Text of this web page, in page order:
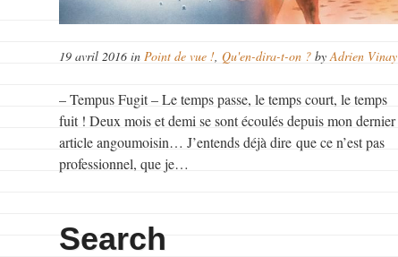
19 avril 2016 in Point de vue ! ,Qu'en-dira-t-on ? byAdrien Vinay
– Tempus Fugit – Le temps passe, le temps court, le temps
fuit ! Deux mois et demi se sont écoulés depuis mon dernier
article angoumoisin… J’entends déjà dire que ce n’est pas
professionnel, que je…
Search